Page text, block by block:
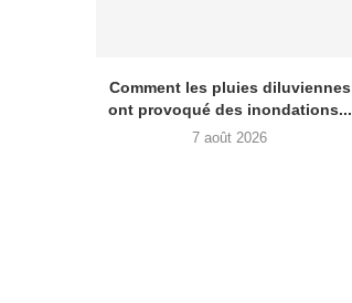
Comment les pluies diluviennes
ont provoqué des inondations...
7 août 2026